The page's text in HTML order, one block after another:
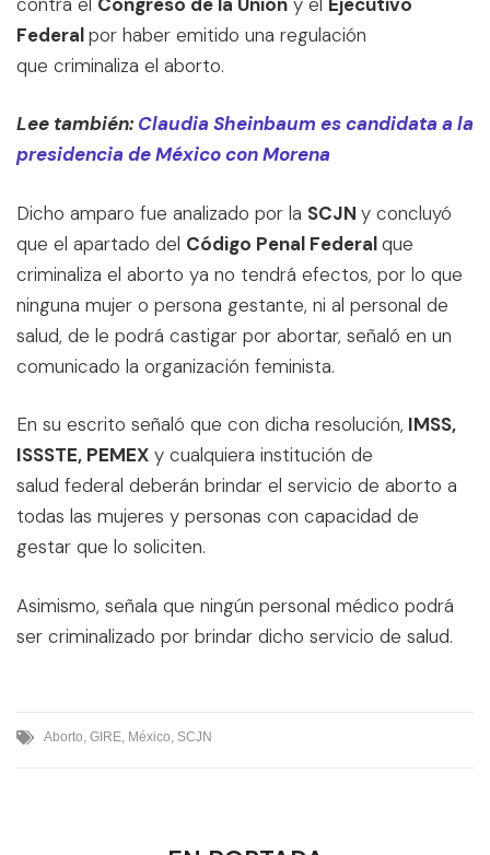
Federalpor haber emitido una regulación
que criminaliza el aborto.
Lee también: Claudia Sheinbaum es candidata a la
presidencia de México con Morena
Dicho amparo fue analizado por la SCJN y concluyó
que el apartado del Código Penal Federalque
criminaliza el aborto ya no tendrá efectos, por lo que
ninguna mujer o persona gestante, ni al personal de
salud, de le podrá castigar por abortar, señaló en un
comunicado la organización feminista.
En su escrito señaló que con dicha resolución, IMSS,
ISSSTE, PEMEX y cualquiera institución de
salud federal deberán brindar el servicio de aborto a
todas las mujeres y personas con capacidad de
gestar que lo soliciten.
Asimismo, señala que ningún personal médico podrá
ser criminalizado por brindar dicho servicio de salud.
Aborto, GIRE, México, SCJN